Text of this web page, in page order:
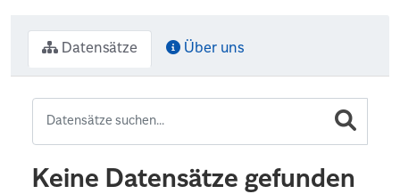
Datensätze Über uns
Keine Datensätze gefunden